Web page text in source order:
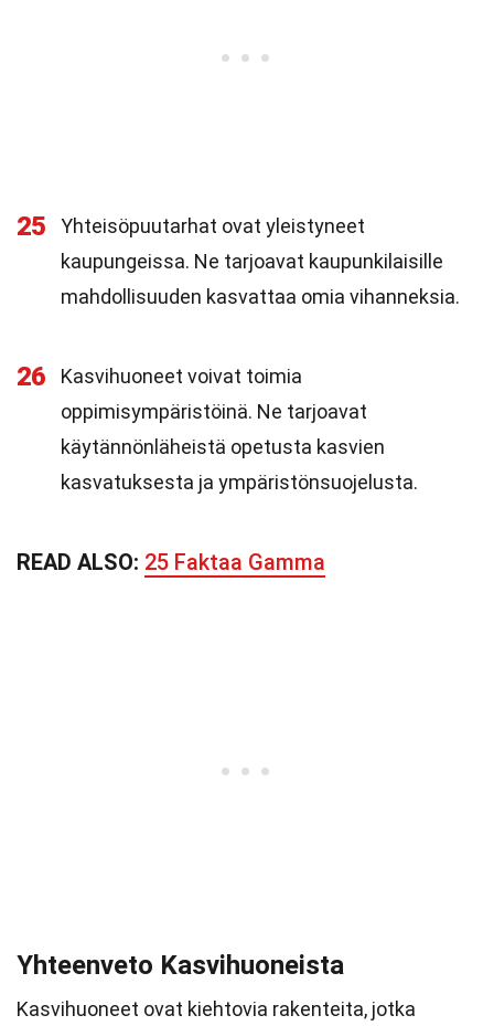
25
Yhteisöpuutarhat ovat yleistyneet
kaupungeissa. Ne tarjoavat kaupunkilaisille
mahdollisuuden kasvattaa omia vihanneksia.
26
Kasvihuoneet voivat toimia
oppimisympäristöinä. Ne tarjoavat
käytännönläheistä opetusta kasvien
kasvatuksesta ja ympäristönsuojelusta.
READ ALSO: 25 Faktaa Gamma
Yhteenveto Kasvihuoneista
Kasvihuoneet ovat kiehtovia rakenteita, jotka